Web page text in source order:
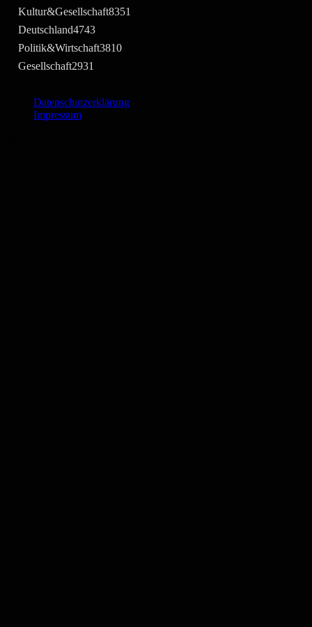
Kultur&Gesellschaft8351
Deutschland4743
Politik&Wirtschaft3810
Gesellschaft2931
Datenschutzerklärung
Impressum